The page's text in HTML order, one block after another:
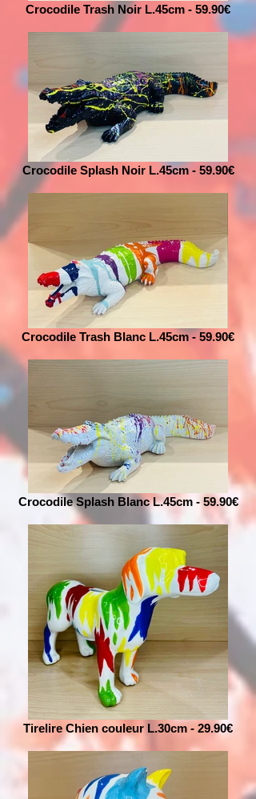
Crocodile Trash Noir L.45cm - 59.90€
Crocodile Splash Noir L.45cm - 59.90€
Crocodile Trash Blanc L.45cm - 59.90€
Crocodile Splash Blanc L.45cm - 59.90€
Tirelire Chien couleur L.30cm - 29.90€